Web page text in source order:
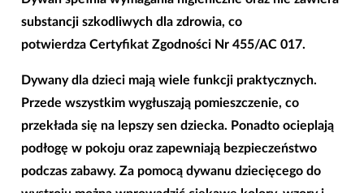
substancji szkodliwych dla zdrowia, co
potwierdza Certyfikat Zgodności Nr 455/AC 017.
Dywany dla dzieci mają wiele funkcji praktycznych.
Przede wszystkim wygłuszają pomieszczenie, co
przekłada się na lepszy sen dziecka. Ponadto ocieplają
podłogę w pokoju oraz zapewniają bezpieczeństwo
podczas zabawy. Za pomocą dywanu dziecięcego do